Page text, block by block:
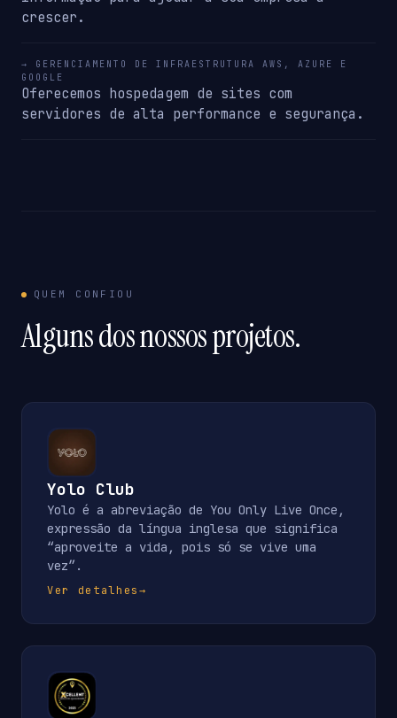
crescer.
→ GERENCIAMENTO DE INFRAESTRUTURA AWS, AZURE E
GOOGLE
Oferecemos hospedagem de sites com
servidores de alta performance e segurança.
QUEM CONFIOU
Alguns dos nossos projetos.
Yolo Club
Yolo é a abreviação de You Only Live Once,
expressão da língua inglesa que significa
“aproveite a vida, pois só se vive uma
vez”.
Ver detalhes→